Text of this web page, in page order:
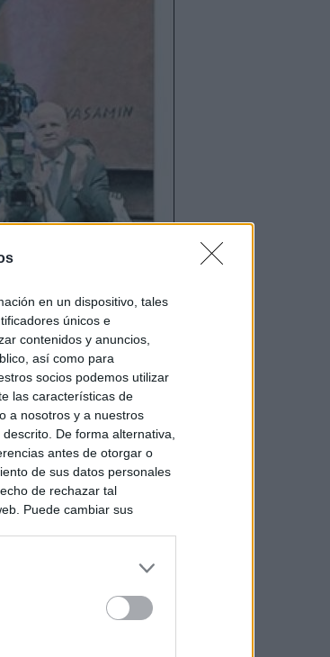
en un dispositivo, tales
únicos e
contenidos y anuncios,
así como para
socios podemos utilizar
las características de
a nosotros y a nuestros
De forma alternativa,
antes de otorgar o
de sus datos personales
de rechazar tal
Puede cambiar sus